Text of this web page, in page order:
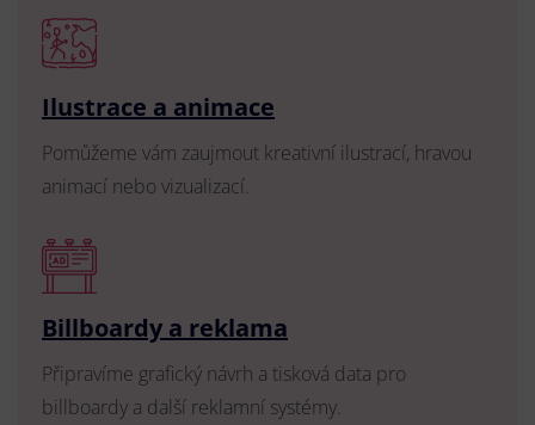
Ilustrace a animace
Pomůžeme vám zaujmout kreativní ilustrací, hravou
animací nebo vizualizací.
Billboardy a reklama
Připravíme grafický návrh a tisková data pro
billboardy a další reklamní systémy.